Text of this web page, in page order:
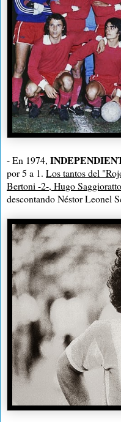
- En 1974,
por5 a 1. Los tantos del
Bertoni -2-, Hugo
descontando Néstor Leonel